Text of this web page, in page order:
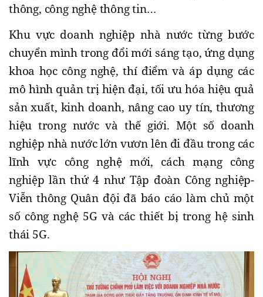
thông, công nghệ thông tin…
Khu vực doanh nghiệp nhà nước từng bước
chuyển mình trong đổi mới sáng tạo, ứng dụng
khoa học công nghệ, thí điểm và áp dụng các
mô hình quản trị hiện đại, tối ưu hóa hiệu quả
sản xuất, kinh doanh, nâng cao uy tín, thương
hiệu trong nước và thế giới. Một số doanh
nghiệp nhà nước lớn vươn lên đi đầu trong các
lĩnh vực công nghệ mới, cách mạng công
nghiệp lần thứ 4 như Tập đoàn Công nghiệp-
Viễn thông Quân đội đã báo cáo làm chủ một
số công nghệ 5G và các thiết bị trong hệ sinh
thái 5G.